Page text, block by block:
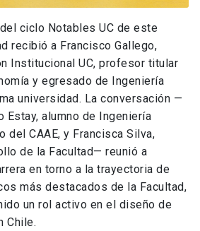
ciclo Notables UC de este
recibió a Francisco Gallego,
Institucional UC, profesor titular
y egresado de Ingeniería
universidad. La conversación —
Estay, alumno de Ingeniería
del CAAE, y Francisca Silva,
de la Facultad— reunió a
en torno a la trayectoria de
más destacados de la Facultad,
un rol activo en el diseño de
Chile.